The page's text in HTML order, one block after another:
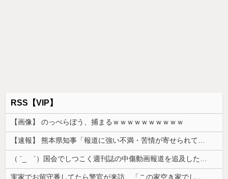
RSS【VIP】
【画像】 のっぺらぼう、捕まるｗｗｗｗｗｗｗｗｗｗ